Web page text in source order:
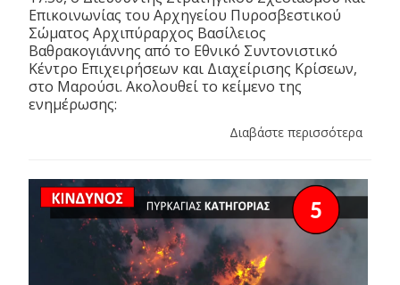
Επικοινωνίας του Αρχηγείου Πυροσβεστικού
Σώματος Αρχιπύραρχος Βασίλειος
Βαθρακογιάννης από το Εθνικό Συντονιστικό
Κέντρο Επιχειρήσεων και Διαχείρισης Κρίσεων,
στο Μαρούσι. Ακολουθεί το κείμενο της
ενημέρωσης:
Διαβάστε περισσότερα